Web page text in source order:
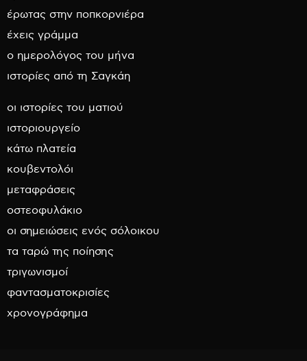
έρωτας στην ποπκορνιέρα
έχεις γράμμα
ο ημερολόγος του μήνα
ιστορίες από τη Σαγκάη
οι ιστορίες του ματιού
ιστοριουργείο
κάτω πλατεία
κουβεντολόι
μεταφράσεις
οστεοφυλάκιο
οι σημειώσεις ενός σόλοικου
τα ταρώ της ποίησης
τριγωνισμοί
φαντασματοκρισίες
χρονογράφημα